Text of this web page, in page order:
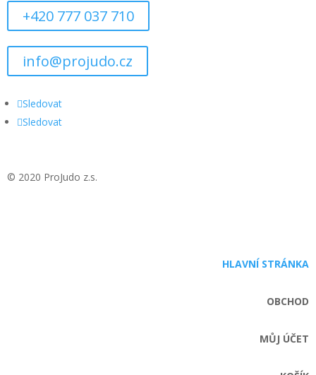
+420 777 037 710
info@projudo.cz
Sledovat
Sledovat
© 2020 ProJudo z.s.
HLAVNÍ STRÁNKA
OBCHOD
MŮJ ÚČET